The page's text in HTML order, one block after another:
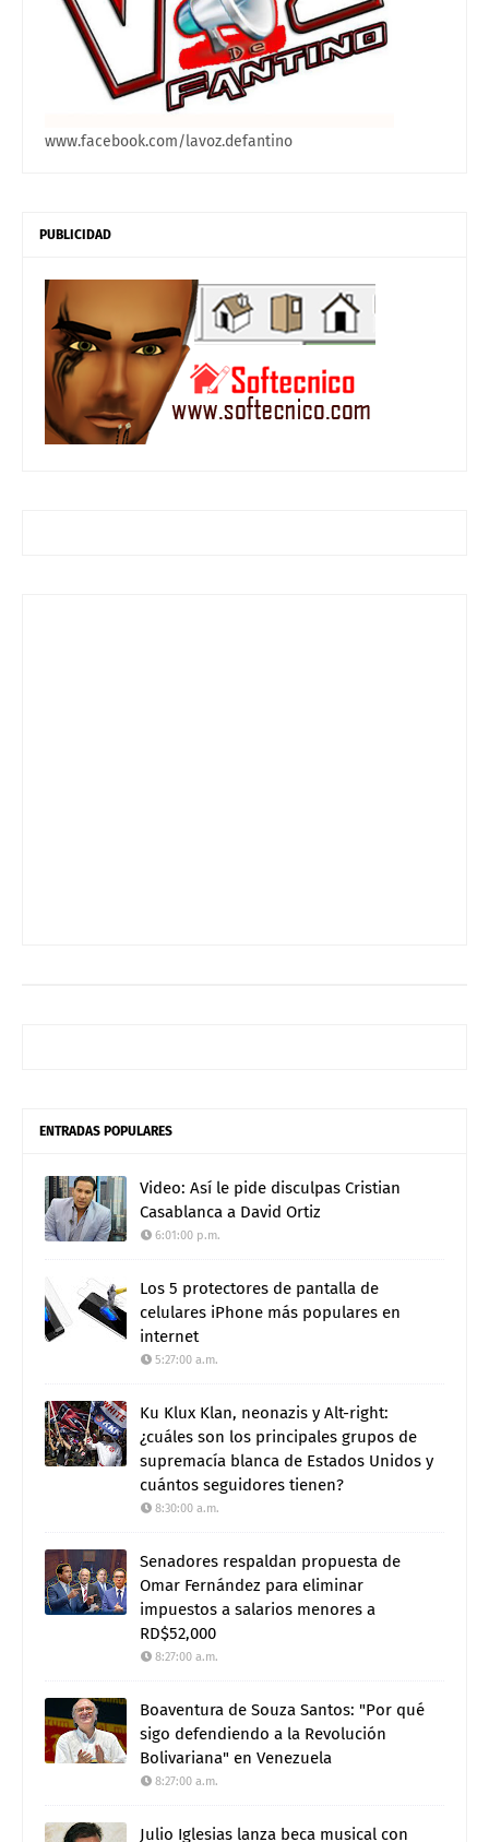
www.facebook.com/lavoz.defantino
PUBLICIDAD
ENTRADAS POPULARES
Video: Así le pide disculpas Cristian
Casablanca a David Ortiz
6:01:00 p.m.
Los 5 protectores de pantalla de
celulares iPhone más populares en
internet
5:27:00 a.m.
Ku Klux Klan, neonazis y Alt-right:
¿cuáles son los principales grupos de
supremacía blanca de Estados Unidos y
cuántos seguidores tienen?
8:30:00 a.m.
Senadores respaldan propuesta de
Omar Fernández para eliminar
impuestos a salarios menores a
RD$52,000
8:27:00 a.m.
Boaventura de Souza Santos: "Por qué
sigo defendiendo a la Revolución
Bolivariana" en Venezuela
8:27:00 a.m.
Julio Iglesias lanza beca musical con